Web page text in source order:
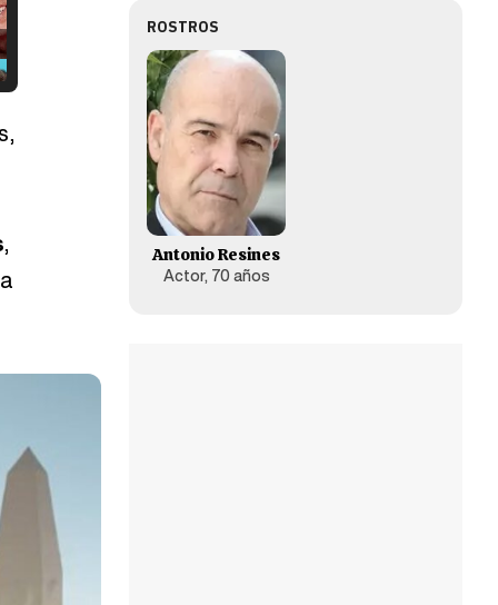
,
ROSTROS
Antonio Resines
Actor, 70 años